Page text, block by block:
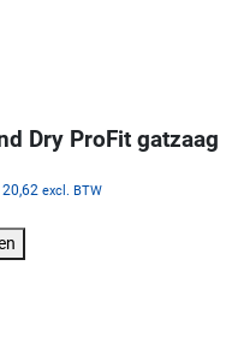
Dry ProFit gatzaag
excl. BTW